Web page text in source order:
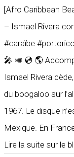
[Afro Caribbean
– Ismael Rivera
#caraïbe #portorico
🎤 🎺 💿 🌎
Ismael Rivera
du boogaloo sur
1967. Le disque
Mexique. En
Lire la suite sur le